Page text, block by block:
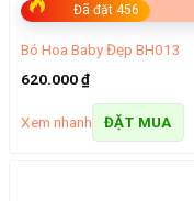
Đã đặt 456
Bó Hoa Baby Đẹp BH013
620.000₫
Xem nhanh ĐẶT MUA